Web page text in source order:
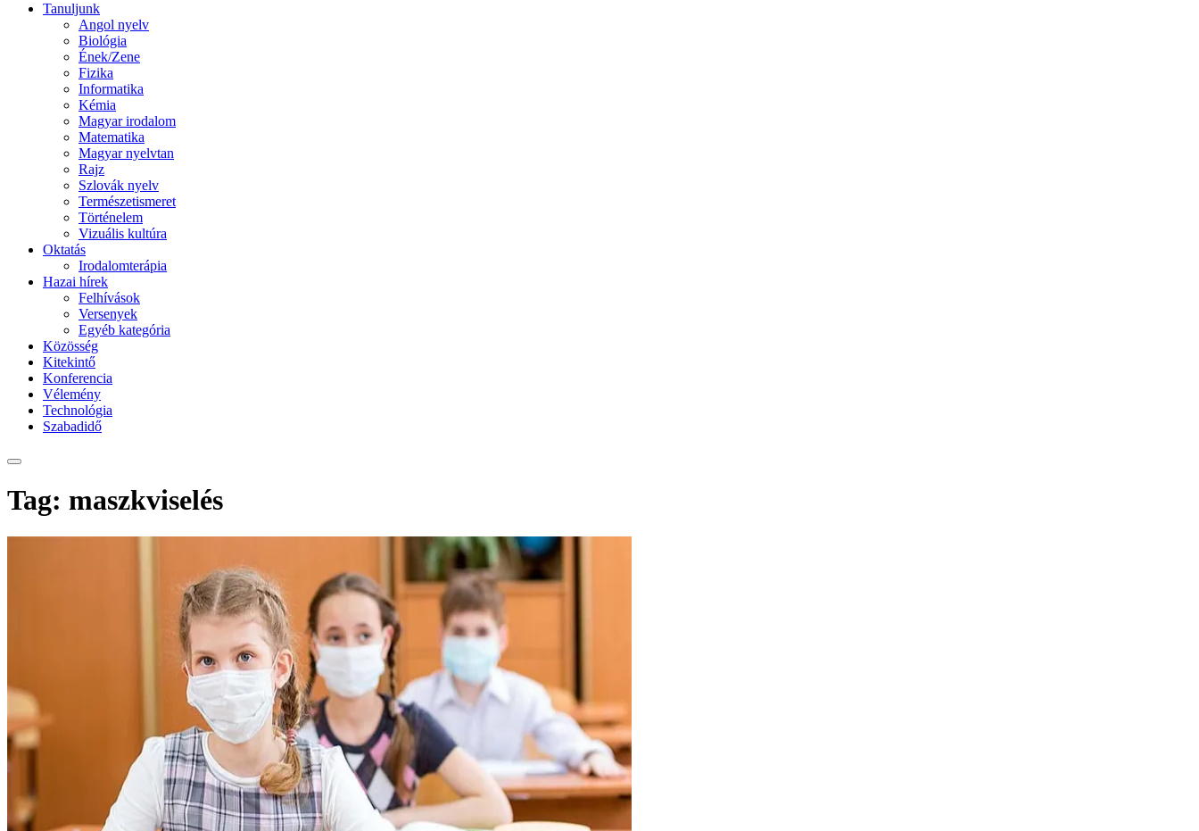
Tanuljunk
Angol nyelv
Biológia
Ének/Zene
Fizika
Informatika
Kémia
Magyar irodalom
Matematika
Magyar nyelvtan
Rajz
Szlovák nyelv
Természetismeret
Történelem
Vizuális kultúra
Oktatás
Irodalomterápia
Hazai hírek
Felhívások
Versenyek
Egyéb kategória
Közösség
Kitekintő
Konferencia
Vélemény
Technológia
Szabadidő
Tag: maszkviselés